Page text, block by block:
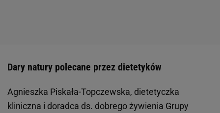
Dary natury polecane przez dietetyków
Agnieszka Piskała-Topczewska, dietetyczka
kliniczna i doradca ds. dobrego żywienia Grupy